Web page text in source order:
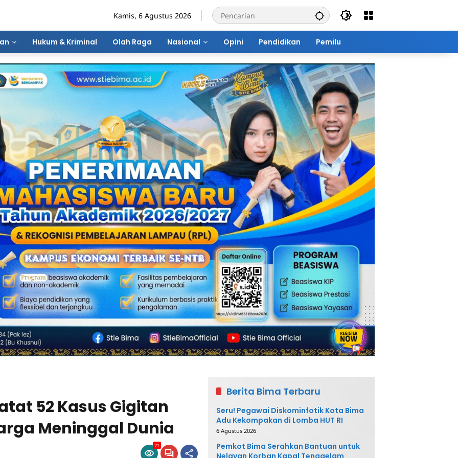
Kamis, 6 Agustus 2026
Hukum & Kriminal Olah Raga Nasional Opini Pendidikan Pemilu
52 Kasus Gigitan
Meninggal Dunia
71
Berita Bima Terbaru
Seru! Pegawai Diskominfotik Kota Bima
Adu Kekompakan di Lomba HUT RI
6 Agustus 2026
Pemkot Bima Serahkan Bantuan untuk
Nelayan Korban Kapal Tenggelam